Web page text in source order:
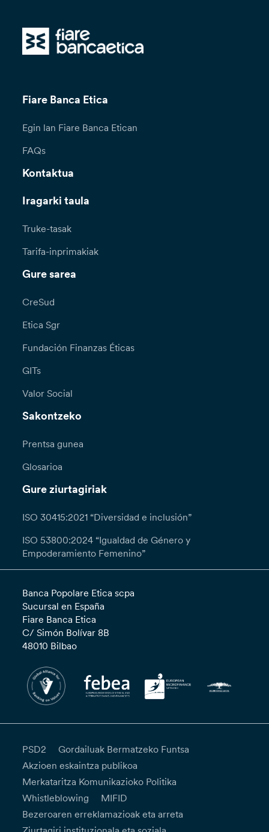
Fiare Banca Etica
Egin lan Fiare Banca Etican
FAQs
Kontaktua
Iragarki taula
Truke-tasak
Tarifa-inprimakiak
Gure sarea
CreSud
Etica Sgr
Fundación Finanzas Éticas
GITs
Valor Social
Sakontzeko
Prentsa gunea
Glosarioa
Gure ziurtagiriak
ISO 30415:2021 “Diversidad e inclusión”
ISO 53800:2024 “Igualdad de Género y
Empoderamiento Femenino”
Banca Popolare Etica scpa
Sucursal en España
Fiare Banca Etica
C/ Simón Bolívar 8B
48010 Bilbao
PSD2
Gordailuak Bermatzeko Funtsa
Akzioen eskaintza publikoa
Merkataritza Komunikazioko Politika
Whistleblowing
MIFID
Bezeroaren erreklamazioak eta arreta